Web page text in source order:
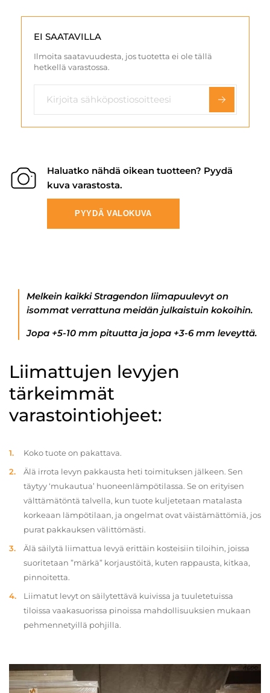
EI SAATAVILLA
Ilmoita saatavuudesta, jos tuotetta ei ole tällä
hetkellä varastossa.
Haluatko nähdä oikean tuotteen? Pyydä
kuva varastosta.
PYYDÄ VALOKUVA
Melkein kaikki Stragendon liimapuulevyt on
isommat verrattuna meidän julkaistuin kokoihin.
Jopa +5-10 mm pituutta ja jopa +3-6 mm leveyttä.
Liimattujen levyjen
tärkeimmät
varastointiohjeet:
Koko tuote on pakattava.
Älä irrota levyn pakkausta heti toimituksen jälkeen. Sen
täytyy ‘mukautua’ huoneenlämpötilassa. Se on erityisen
välttämätöntä talvella, kun tuote kuljetetaan matalasta
korkeaan lämpötilaan, ja ongelmat ovat väistämättömiä, jos
purat pakkauksen välittömästi.
Älä säilytä liimattua levyä erittäin kosteisiin tiloihin, joissa
suoritetaan ”märkä” korjaustöitä, kuten rappausta, kitkaa,
pinnoitetta.
Liimatut levyt on säilytettävä kuivissa ja tuuletetuissa
tiloissa vaakasuorissa pinoissa mahdollisuuksien mukaan
pehmennetyillä pohjilla.